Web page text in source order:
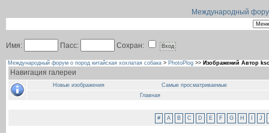
Международный
Имя: Пасс: Сохран:
Международный форум о пород китайская хохлатая собака > PhotoPlog >> Изображений Автор
Навигация галереи
Новые изображения
Самые просматриваемые
Главная
# A B C D E F G H J